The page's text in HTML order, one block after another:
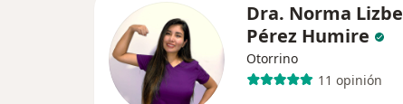
Dra. Norma
Pérez Humire
Otorrino
11 opinión